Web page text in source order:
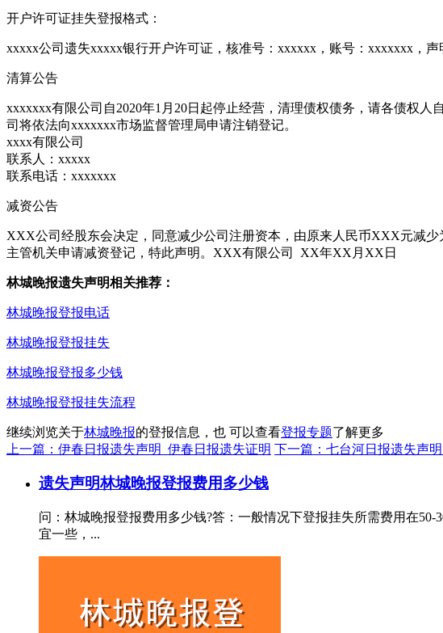
开户许可证挂失登报格式：
xxxxx公司遗失xxxxx银行开户许可证，核准号：xxxxxx，账号：xxxxxxx，声
清算公告
xxxxxxx有限公司自2020年1月20日起停止经营，清理债权债务，请各债权
司将依法向xxxxxxx市场监督管理局申请注销登记。
xxxx有限公司
联系人：xxxxx
联系电话：xxxxxxx
减资公告
XXX公司经股东会决定，同意减少公司注册资本，由原来人民币XXX元减
主管机关申请减资登记，特此声明。XXX有限公司 XX年XX月XX日
林城晚报遗失声明相关推荐：
林城晚报登报电话
林城晚报登报挂失
林城晚报登报多少钱
林城晚报登报挂失流程
继续浏览关于林城晚报的登报信息，也 可以查看登报专题了解更多
上一篇：伊春日报遗失声明_伊春日报遗失证明 下一篇：七台河日报遗失声
遗失声明林城晚报登报费用多少钱
问：林城晚报登报费用多少钱?答：一般情况下登报挂失所需费用在
宜一些，...